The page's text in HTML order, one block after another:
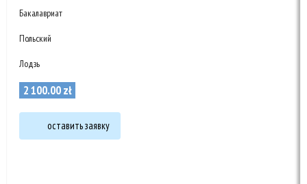
Бакалавриат
Польский
Лодзь
2 100.00zł
оставить заявку